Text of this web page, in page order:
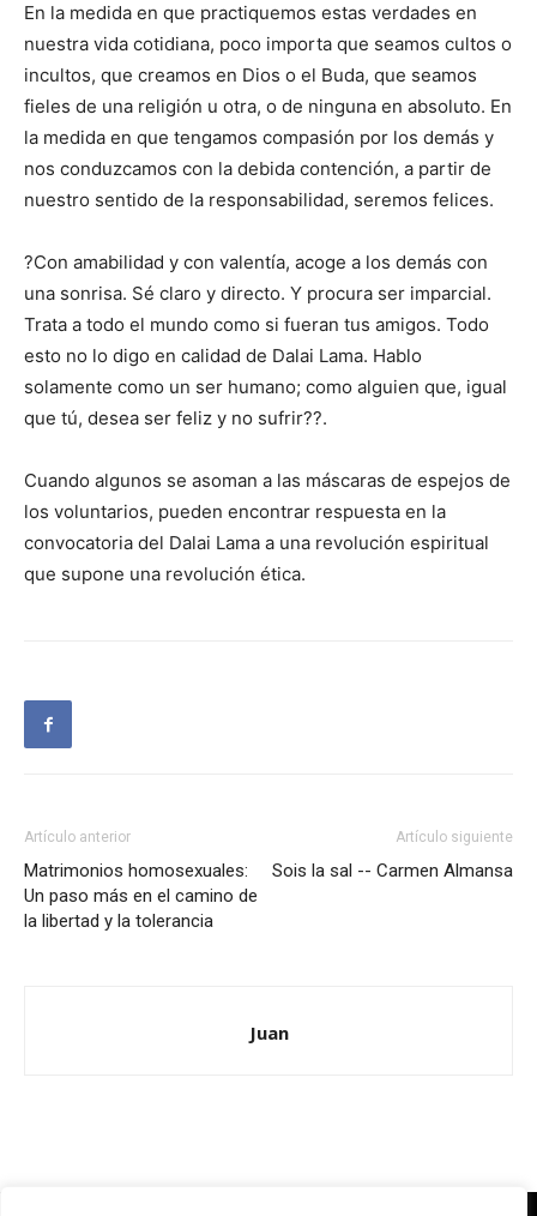
En la medida en que practiquemos estas verdades en
nuestra vida cotidiana, poco importa que seamos cultos o
incultos, que creamos en Dios o el Buda, que seamos
fieles de una religión u otra, o de ninguna en absoluto. En
la medida en que tengamos compasión por los demás y
nos conduzcamos con la debida contención, a partir de
nuestro sentido de la responsabilidad, seremos felices.
?Con amabilidad y con valentía, acoge a los demás con
una sonrisa. Sé claro y directo. Y procura ser imparcial.
Trata a todo el mundo como si fueran tus amigos. Todo
esto no lo digo en calidad de Dalai Lama. Hablo
solamente como un ser humano; como alguien que, igual
que tú, desea ser feliz y no sufrir??.
Cuando algunos se asoman a las máscaras de espejos de
los voluntarios, pueden encontrar respuesta en la
convocatoria del Dalai Lama a una revolución espiritual
que supone una revolución ética.
Artículo anterior
Matrimonios homosexuales:
Un paso más en el camino de
la libertad y la tolerancia
Artículo siguiente
Sois la sal -- Carmen Almansa
Juan